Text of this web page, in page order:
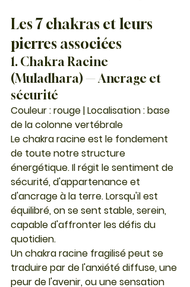
Les 7 chakras et leurs
pierres associées
1. Chakra Racine
(Muladhara) — Ancrage et
sécurité
Couleur : rouge | Localisation : base
de la colonne vertébrale
Le chakra racine est le fondement
de toute notre structure
énergétique. Il régit le sentiment de
sécurité, d'appartenance et
d'ancrage à la terre. Lorsqu'il est
équilibré, on se sent stable, serein,
capable d'affronter les défis du
quotidien.
Un chakra racine fragilisé peut se
traduire par de l'anxiété diffuse, une
peur de l'avenir, ou une sensation